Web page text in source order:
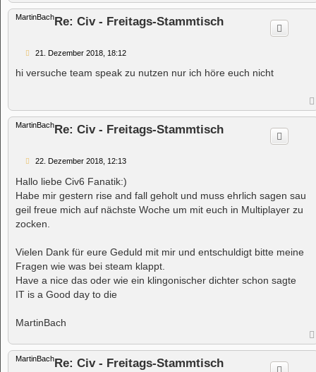
MartinBachRe: Civ - Freitags-Stammtisch
B
i
21. Dezember 2018, 18:12
hi versuche team speak zu nutzen nur ich höre euch nicht
MartinBachRe: Civ - Freitags-Stammtisch
B
i
t
r
a
g
22. Dezember 2018, 12:13
Hallo liebe Civ6 Fanatik:)
Habe mir gestern rise and fall geholt und muss ehrlich sagen sau
geil freue mich auf nächste Woche um mit euch in Multiplayer zu
zocken.
Vielen Dank für eure Geduld mit mir und entschuldigt bitte meine
Fragen wie was bei steam klappt.
Have a nice das oder wie ein klingonischer dichter schon sagte
IT is a Good day to die
MartinBach
MartinBachRe: Civ - Freitags-Stammtisch